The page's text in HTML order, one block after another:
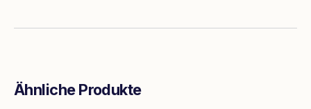
Ähnliche Produkte